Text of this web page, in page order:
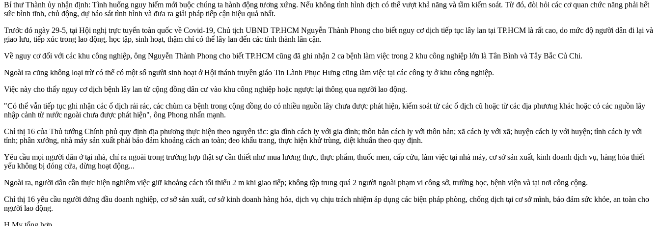
Bí thư Thành ủy nhận định: Tình huống nguy hiểm mới buộc chúng ta hành động tương xứng. Nếu không tình hình dịch có thể vượt khả năng và tầm kiểm soát. Từ đó, đòi hỏi các cơ quan chức năng phải hết
sức bình tĩnh, chủ động, dự báo sát tình hình và đưa ra giải pháp tiếp cận hiệu quả nhất.
Trước đó ngày 29-5, tại Hội nghị trực tuyến toàn quốc về Covid-19, Chủ tịch UBND TP.HCM Nguyễn Thành Phong cho biết nguy cơ dịch tiếp tục lây lan tại TP.HCM là rất cao, do mức độ người dân đi lại và
giao lưu, tiếp xúc trong lao động, học tập, sinh hoạt, thậm chí có thể lây lan đến các tỉnh thành lân cận.
Về nguy cơ đối với các khu công nghiệp, ông Nguyễn Thành Phong cho biết TP.HCM cũng đã ghi nhận 2 ca bệnh làm việc trong 2 khu công nghiệp lớn là Tân Bình và Tây Bắc Củ Chi.
Ngoài ra cũng không loại trừ có thể có một số người sinh hoạt ở Hội thánh truyền giáo Tin Lành Phục Hưng cũng làm việc tại các công ty ở khu công nghiệp.
Việc này cho thấy nguy cơ dịch bệnh lây lan từ cộng đồng dân cư vào khu công nghiệp hoặc ngược lại thông qua người lao động.
"Có thể vẫn tiếp tục ghi nhận các ổ dịch rải rác, các chùm ca bệnh trong cộng đồng do có nhiều nguồn lây chưa được phát hiện, kiểm soát từ các ổ dịch cũ hoặc từ các địa phương khác hoặc có các nguồn lây
nhập cảnh từ nước ngoài chưa được phát hiện", ông Phong nhấn mạnh.
Chỉ thị 16 của Thủ tướng Chính phủ quy định địa phương thực hiện theo nguyên tắc: gia đình cách ly với gia đình; thôn bản cách ly với thôn bản; xã cách ly với xã; huyện cách ly với huyện; tỉnh cách ly với
tỉnh; phân xưởng, nhà máy sản xuất phải bảo đảm khoảng cách an toàn; đeo khẩu trang, thực hiện khử trùng, diệt khuẩn theo quy định.
Yêu cầu mọi người dân ở tại nhà, chỉ ra ngoài trong trường hợp thật sự cần thiết như mua lương thực, thực phẩm, thuốc men, cấp cứu, làm việc tại nhà máy, cơ sở sản xuất, kinh doanh dịch vụ, hàng hóa thiết
yếu không bị đóng cửa, dừng hoạt động...
Ngoài ra, người dân cần thực hiện nghiêm việc giữ khoảng cách tối thiểu 2 m khi giao tiếp; không tập trung quá 2 người ngoài phạm vi công sở, trường học, bệnh viện và tại nơi công cộng.
Chỉ thị 16 yêu cầu người đứng đầu doanh nghiệp, cơ sở sản xuất, cơ sở kinh doanh hàng hóa, dịch vụ chịu trách nhiệm áp dụng các biện pháp phòng, chống dịch tại cơ sở mình, bảo đảm sức khỏe, an toàn cho
người lao động.